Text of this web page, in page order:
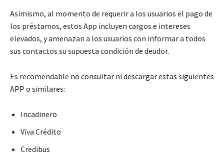
Asimismo, al momento de requerir a los usuarios el pago de
los préstamos, estos App incluyen cargos e intereses
elevados, y amenazan a los usuarios con informar a todos
sus contactos su supuesta condición de deudor.
Es recomendable no consultar ni descargar estas siguientes
APP o similares:
Incadinero
Viva Crédito
Credibus